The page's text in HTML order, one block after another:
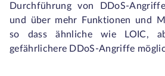
Durchführung von DDoS-
und über mehr Funktionen und
so dass ähnliche wie LOIC,
gefährlichere DDoS-Angriffe